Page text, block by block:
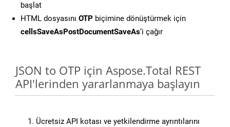
başlat
HTML dosyasını OTP biçimine dönüştürmek için
cellsSaveAsPostDocumentSaveAs‘i çağır
JSON to OTP için Aspose.Total REST
API'lerinden yararlanmaya başlayın
Ücretsiz API kotası ve yetkilendirme ayrıntılarını